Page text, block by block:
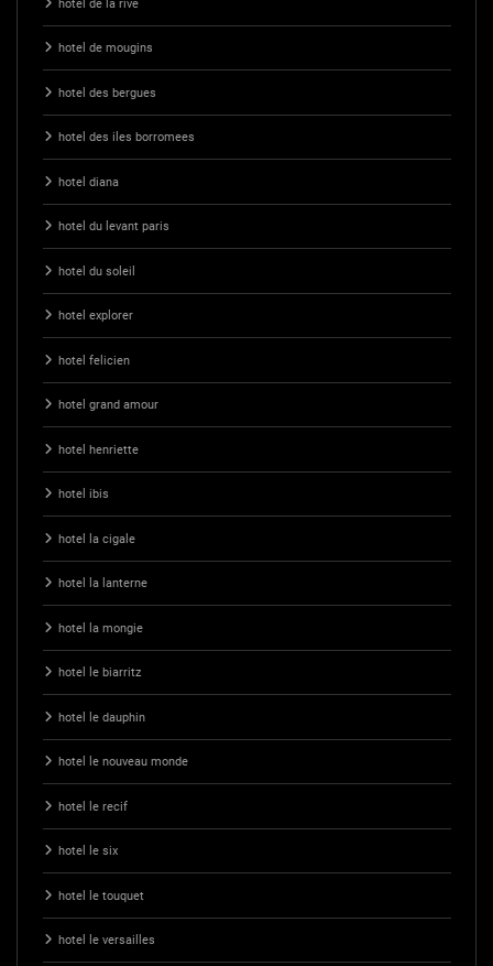
hotel de la rive
hotel de mougins
hotel des bergues
hotel des iles borromees
hotel diana
hotel du levant paris
hotel du soleil
hotel explorer
hotel felicien
hotel grand amour
hotel henriette
hotel ibis
hotel la cigale
hotel la lanterne
hotel la mongie
hotel le biarritz
hotel le dauphin
hotel le nouveau monde
hotel le recif
hotel le six
hotel le touquet
hotel le versailles